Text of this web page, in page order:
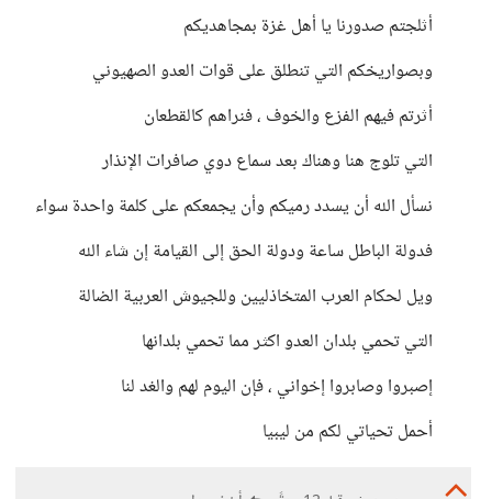
أثلجتم صدورنا يا أهل غزة بمجاهديكم
وبصواريخكم التي تنطلق على قوات العدو الصهيوني
أثرتم فيهم الفزع والخوف ، فنراهم كالقطعان
التي تلوج هنا وهناك بعد سماع دوي صافرات الإنذار
نسأل الله أن يسدد رميكم وأن يجمعكم على كلمة واحدة سواء
فدولة الباطل ساعة ودولة الحق إلى القيامة إن شاء الله
ويل لحكام العرب المتخاذليين وللجيوش العربية الضالة
التي تحمي بلدان العدو اكثر مما تحمي بلدانها
إصبروا وصابروا إخواني ، فإن اليوم لهم والغد لنا
أحمل تحياتي لكم من ليبيا